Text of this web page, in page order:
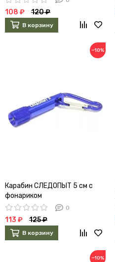
108 ₽ 120 ₽
В корзину
−10%
Карабин СЛЕДОПЫТ 5 см с
фонариком
0
113 ₽ 125 ₽
В корзину
−10%